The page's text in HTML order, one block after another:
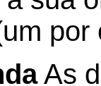
por
As